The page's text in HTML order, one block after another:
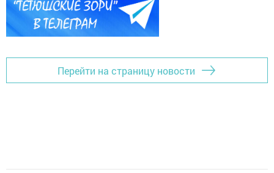
Перейти на страницу новости